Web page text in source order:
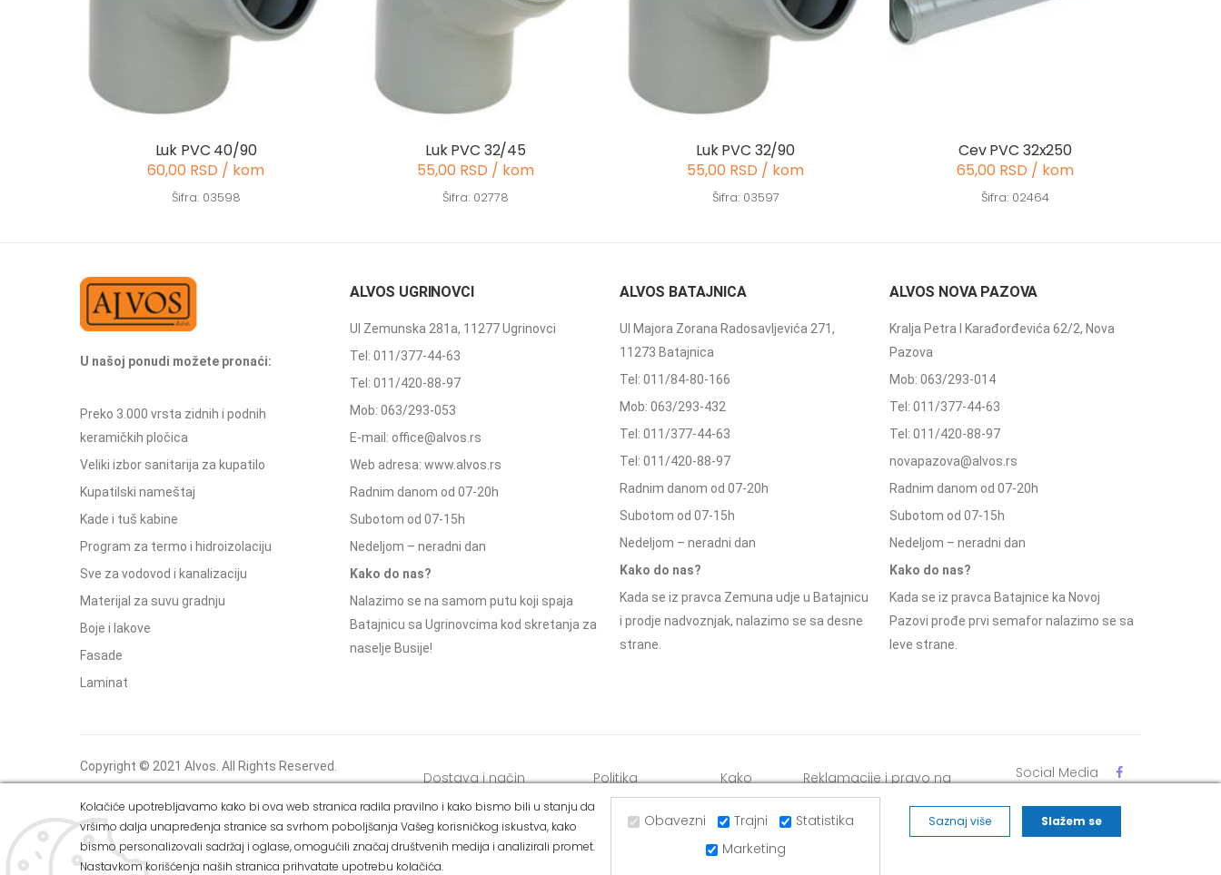
Luk PVC 40/90
60,00 RSD / kom
Šifra: 03598
Luk PVC 32/45
55,00 RSD / kom
Šifra: 02778
Luk PVC 32/90
55,00 RSD / kom
Šifra: 03597
Cev PVC 32x250
65,00 RSD / kom
Šifra: 02464
U našoj ponudi možete pronaći:
Preko 3.000 vrsta zidnih i podnih
keramičkih pločica
Veliki izbor sanitarija za kupatilo
Kupatilski nameštaj
Kade i tuš kabine
Program za termo i hidroizolaciju
Sve za vodovod i kanalizaciju
Materijal za suvu gradnju
Boje i lakove
Fasade
Laminat
ALVOS UGRINOVCI
Ul Zemunska 281a, 11277 Ugrinovci
Tel: 011/377-44-63
Tel: 011/420-88-97
Mob: 063/293-053
E-mail: office@alvos.rs
Web adresa: www.alvos.rs
Radnim danom od 07-20h
Subotom od 07-15h
Nedeljom – neradni dan
Kako do nas?
Nalazimo se na samom putu koji spaja
Batajnicu sa Ugrinovcima kod skretanja za
naselje Busije!
ALVOS BATAJNICA
Ul Majora Zorana Radosavljevića 271,
11273 Batajnica
Tel: 011/84-80-166
Mob: 063/293-432
Tel: 011/377-44-63
Tel: 011/420-88-97
Radnim danom od 07-20h
Subotom od 07-15h
Nedeljom – neradni dan
Kako do nas?
Kada se iz pravca Zemuna udje u Batajnicu
i prodje nadvoznjak, nalazimo se sa desne
strane.
ALVOS NOVA PAZOVA
Kralja Petra I Karađorđevića 62/2, Nova
Pazova
Mob: 063/293-014
Tel: 011/377-44-63
Tel: 011/420-88-97
novapazova@alvos.rs
Radnim danom od 07-20h
Subotom od 07-15h
Nedeljom – neradni dan
Kako do nas?
Kada se iz pravca Batajnice ka Novoj
Pazovi prođe prvi semafor nalazimo se sa
leve strane.
Copyright © 2021 Alvos. All Rights Reserved.
Izrada internet prodavnice i SEO - Web Business
Solutions
Dostava i način
plaćanja
Politika
privatnosti
Kako
kupiti
Reklamacije i pravo na
odustajanje
Social Media
Kolačiće upotrebljavamo kako bi ova web stranica radila pravilno i kako bismo bili u stanju da
vršimo dalja unapređenja stranice sa svrhom poboljšanja Vašeg korisničkog iskustva, kako
bismo personalizovali sadržaj i oglase, omogućili značaj društvenih medija i analizirali promet.
Nastavkom korišćenja naših stranica prihvatate upotrebu kolačića.
Obavezni Trajni
Statistika
Marketing
Saznaj više Slažem se